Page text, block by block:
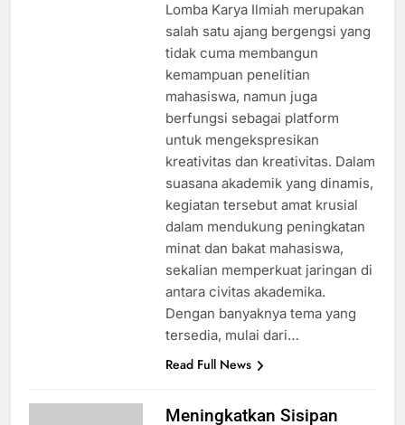
Lomba Karya Ilmiah merupakan
salah satu ajang bergengsi yang
tidak cuma membangun
kemampuan penelitian
mahasiswa, namun juga
berfungsi sebagai platform
untuk mengekspresikan
kreativitas dan kreativitas. Dalam
suasana akademik yang dinamis,
kegiatan tersebut amat krusial
dalam mendukung peningkatan
minat dan bakat mahasiswa,
sekalian memperkuat jaringan di
antara civitas akademika.
Dengan banyaknya tema yang
tersedia, mulai dari…
Read Full News
Meningkatkan Sisipan